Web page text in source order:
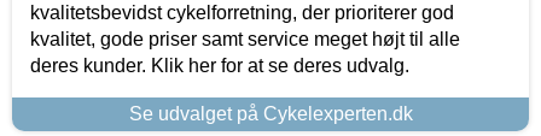
kvalitetsbevidst cykelforretning, der prioriterer god
kvalitet, gode priser samt service meget højt til alle
deres kunder. Klik her for at se deres udvalg.
Se udvalget på Cykelexperten.dk